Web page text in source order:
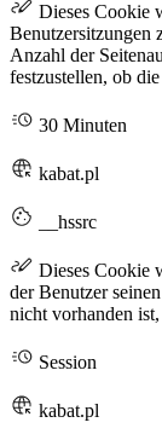
Dieses Cookie
Benutzersitzungen
Anzahl der
festzustellen, ob
30 Minuten
kabat.pl
__hssrc
Dieses Cookie
der Benutzer
nicht vorhanden
Session
kabat.pl